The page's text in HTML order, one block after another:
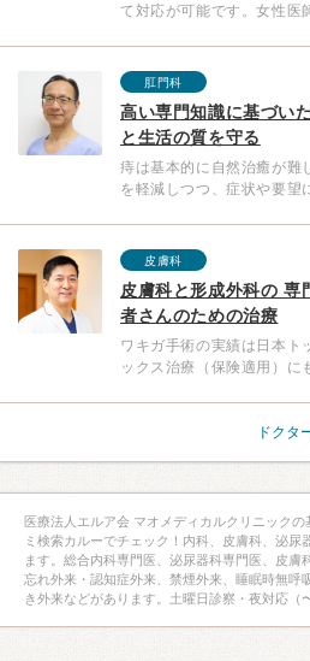
て対応が可能です。女性医
肛門科
高い専門知識に基づい
と生活の質を守る
痔は基本的に自然治癒が難
を軽減しつつ、症状や要望
皮膚科
皮膚科と形成外科の 専
者さんのための治療
ワキガ手術の実績は日本ト
ックス治療（保険適用）に
ドクタ
医療法人エルア会 マオメディカルクリニック
ミ検索カルーでチェック！内科、皮膚科、泌尿
ます。総合内科専門医、泌尿器科専門医、皮膚
忘れ外来・認知症外来、禁煙外来、睡眠時無呼
き外来などがあります。土曜日診察・夜対応（